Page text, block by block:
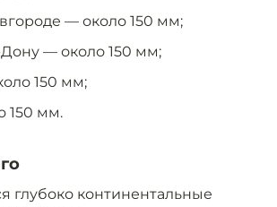
— около 150 мм;
— около 150 мм;
150 мм;
150 мм.
глубоко континентальные